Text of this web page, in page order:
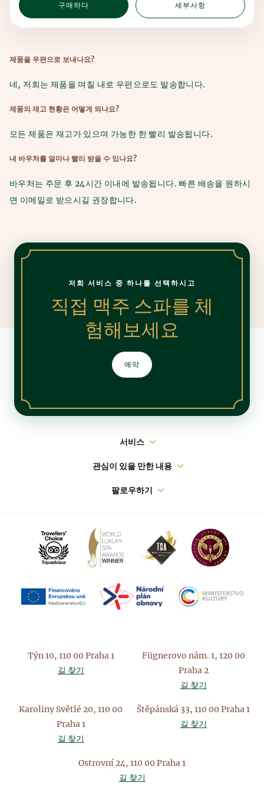
구매하다 세부사항
제품을 우편으로 보내나요?
네, 저희는 제품을 며칠 내로 우편으로도 발송합니다.
제품의 재고 현황은 어떻게 되나요?
모든 제품은 재고가 있으며 가능한 한 빨리 발송됩니다.
내 바우처를 얼마나 빨리 받을 수 있나요?
바우처는 주문 후 24시간 이내에 발송됩니다. 빠른 배송을 원하시
면 이메일로 받으시길 권장합니다.
저희 서비스 중 하나를 선택하시고
직접 맥주 스파를 체
험해보세요
예약
션
서비스
관심이 있을 만한 내용
팔로우하기
Týn 10, 110 00 Praha 1
길 찾기
Fügnerovo nám. 1, 120 00
Praha 2
길 찾기
Karoliny Světlé 20, 110 00
Praha 1
길 찾기
Štěpánská 33, 110 00 Praha 1
길 찾기
Ostrovní 24, 110 00 Praha 1
길 찾기